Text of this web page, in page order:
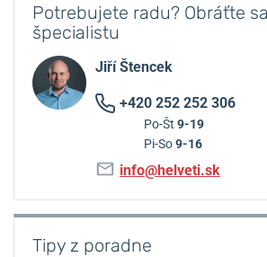
Potrebujete radu? Obráťte
špecialistu
Jiří Štencek
+420 252 252 306
Po-Št 9-19
Pi-So9-16
info@helveti.sk
Tipy z poradne